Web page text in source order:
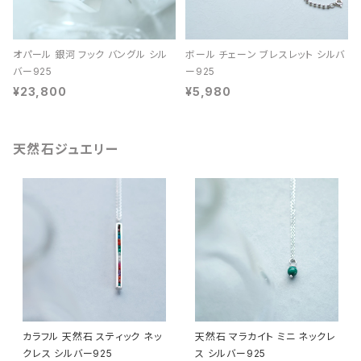
オパール 銀河 フック バングル シル
バー925
¥23,800
ボール チェーン ブレスレット シルバ
ー925
¥5,980
天然石ジュエリー
カラフル 天然石 スティック ネッ
クレス シルバー925
天然石 マラカイト ミニ ネックレ
ス シルバー925